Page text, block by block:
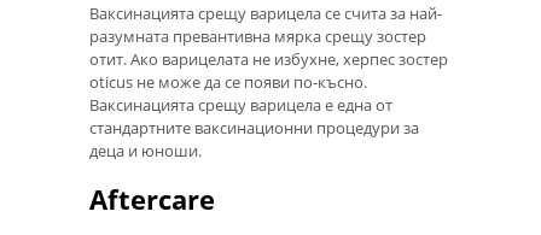
Ваксинацията срещу варицела се счита за най-
разумната превантивна мярка срещу зостер
отит. Ако варицелата не избухне, херпес зостер
oticus не може да се появи по-късно.
Ваксинацията срещу варицела е една от
стандартните ваксинационни процедури за
деца и юноши.
Aftercare